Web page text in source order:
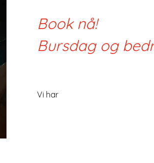
Book nå!
Bursdag og
Vi har